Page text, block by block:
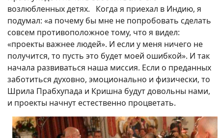
возлюбленных детях. Когда я приехал в Индию, я
подумал: «а почему бы мне не попробовать сделать
совсем противоположное тому, что я видел:
«проекты важнее людей». И если у меня ничего не
получится, то пусть это будет моей ошибкой». И так
начала развиваться наша миссия. Если о преданных
заботиться духовно, эмоционально и физически, то
Шрила Прабхупада и Кришна будут довольны нами,
и проекты начнут естественно процветать.